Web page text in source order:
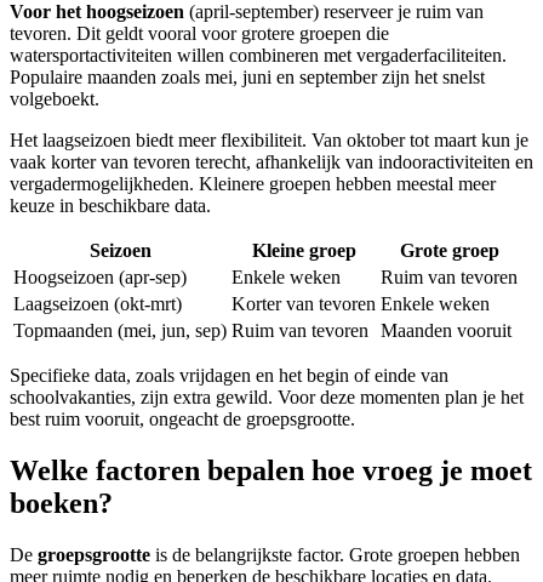
Voor het hoogseizoen (april-september) reserveer je ruim van
tevoren. Dit geldt vooral voor grotere groepen die
watersportactiviteiten willen combineren met vergaderfaciliteiten.
Populaire maanden zoals mei, juni en september zijn het snelst
volgeboekt.
Het laagseizoen biedt meer flexibiliteit. Van oktober tot maart kun je
vaak korter van tevoren terecht, afhankelijk van indooractiviteiten en
vergadermogelijkheden. Kleinere groepen hebben meestal meer
keuze in beschikbare data.
Seizoen Kleine groep
Grote groep
Hoogseizoen (apr-sep)
Enkele weken
Ruim van tevoren
Laagseizoen (okt-mrt)
Korter van tevoren Enkele weken
Topmaanden (mei, jun, sep) Ruim van tevoren Maanden vooruit
Specifieke data, zoals vrijdagen en het begin of einde van
schoolvakanties, zijn extra gewild. Voor deze momenten plan je het
best ruim vooruit, ongeacht de groepsgrootte.
Welke factoren bepalen hoe vroeg je moet
boeken?
De groepsgrootte is de belangrijkste factor. Grote groepen hebben
meer ruimte nodig en beperken de beschikbare locaties en data.